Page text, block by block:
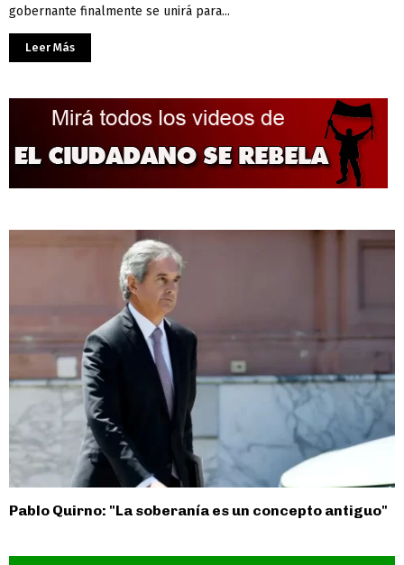
gobernante finalmente se unirá para...
Leer Más
Pablo Quirno: "La soberanía es un concepto antiguo"